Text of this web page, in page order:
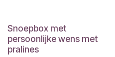
Snoepbox met
persoonlijke wens met
pralines